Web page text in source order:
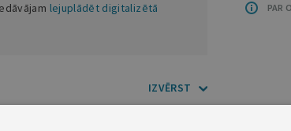
PAR
lejuplādēt digitalizētā
IZVĒRST